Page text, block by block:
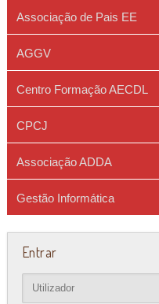
Associação de Pais EE
AGGV
Centro Formação AECDL
CPCJ
Associação ADDA
Gestão Informática
Entrar